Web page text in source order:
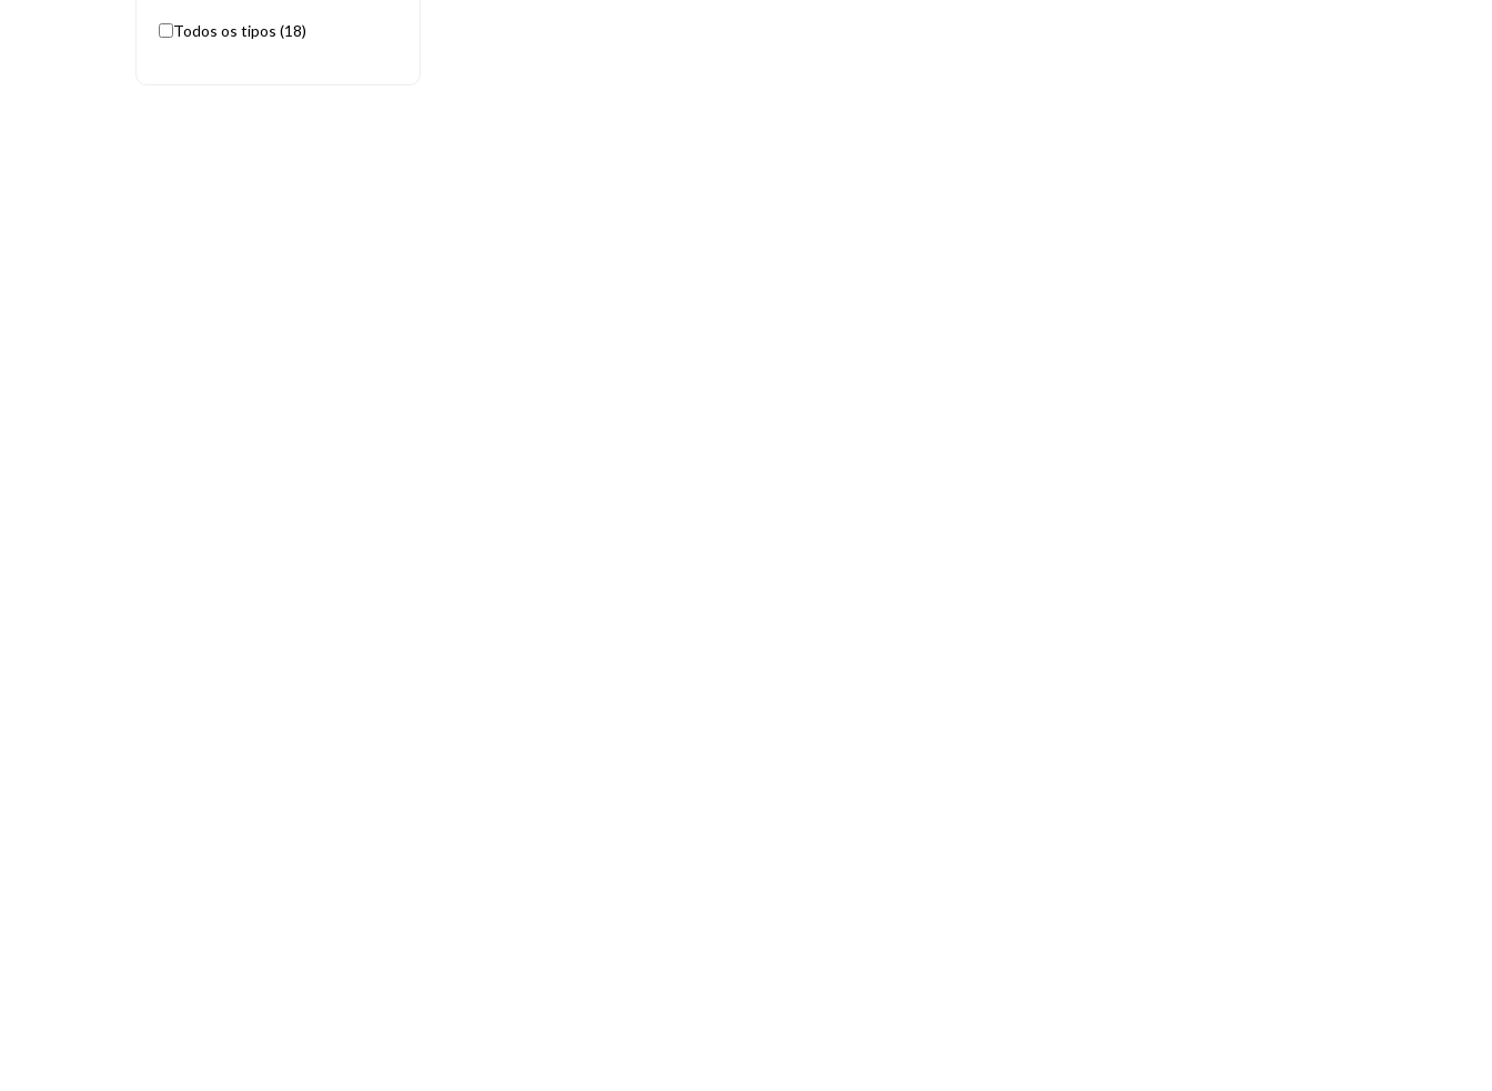
Todos os tipos (18)